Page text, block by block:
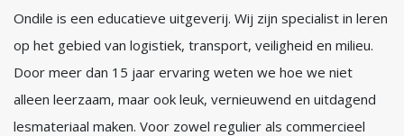
Ondile is een educatieve uitgeverij. Wij zijn specialist in leren
op het gebied van logistiek, transport, veiligheid en milieu.
Door meer dan 15 jaar ervaring weten we hoe we niet
alleen leerzaam, maar ook leuk, vernieuwend en uitdagend
lesmateriaal maken. Voor zowel regulier als commercieel